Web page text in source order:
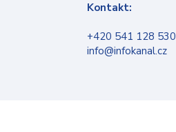
Kontakt:
+420 541 128 530
info@infokanal.cz